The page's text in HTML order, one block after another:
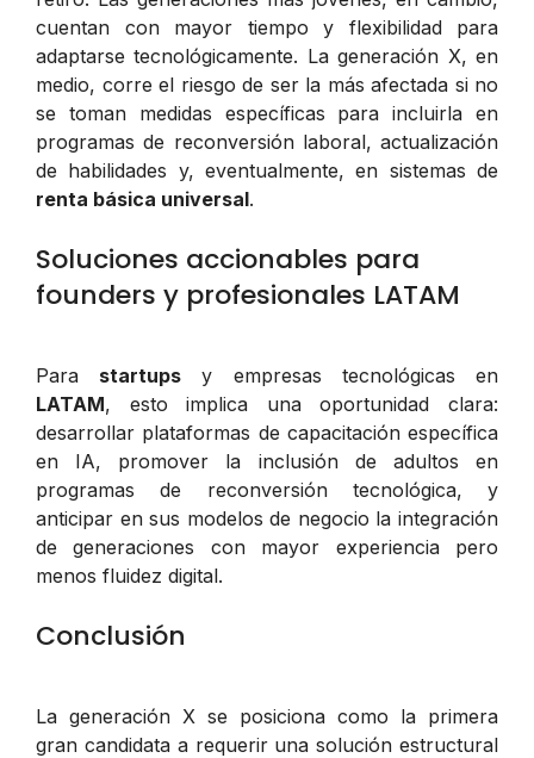
cuentan con mayor tiempo y flexibilidad para
adaptarse tecnológicamente. La generación X, en
medio, corre el riesgo de ser la más afectada si no
se toman medidas específicas para incluirla en
programas de reconversión laboral, actualización
de habilidades y, eventualmente, en sistemas de
renta básica universal.
Soluciones accionables para
founders y profesionales LATAM
Para startups y empresas tecnológicas en
LATAM, esto implica una oportunidad clara:
desarrollar plataformas de capacitación específica
en IA, promover la inclusión de adultos en
programas de reconversión tecnológica, y
anticipar en sus modelos de negocio la integración
de generaciones con mayor experiencia pero
menos fluidez digital.
Conclusión
La generación X se posiciona como la primera
gran candidata a requerir una solución estructural